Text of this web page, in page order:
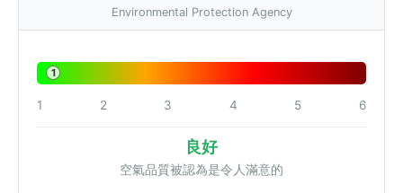
Environmental Protection Agency
1
1 2 3 4 5 6
良好
空氣品質被認為是令人滿意的